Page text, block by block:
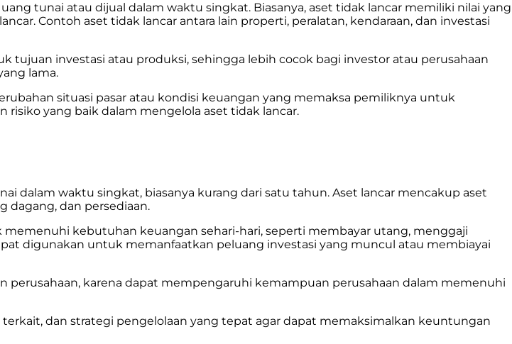
tunai atau dijual dalam waktu singkat. Biasanya, aset tidak lancar memiliki nilai yang
Contoh aset tidak lancar antara lain properti, peralatan, kendaraan, dan investasi
investasi atau produksi, sehingga lebih cocok bagi investor atau perusahaan
lama.
situasi pasar atau kondisi keuangan yang memaksa pemiliknya untuk
yang baik dalam mengelola aset tidak lancar.
dalam waktu singkat, biasanya kurang dari satu tahun. Aset lancar mencakup aset
dagang, dan persediaan.
kebutuhan keuangan sehari-hari, seperti membayar utang, menggaji
digunakan untuk memanfaatkan peluang investasi yang muncul atau membiayai
karena dapat mempengaruhi kemampuan perusahaan dalam memenuhi
dan strategi pengelolaan yang tepat agar dapat memaksimalkan keuntungan